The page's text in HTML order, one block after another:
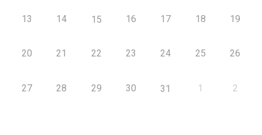
13 14 15 16 17 18 19
20 21 22 23 24 25 26
27 28 29 30 31 1 2